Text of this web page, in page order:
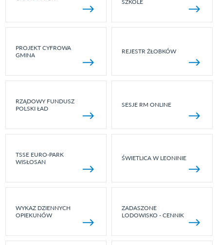
SZKOLE
PROJEKT CYFROWA
GMINA
REJESTR ŻŁOBKÓW
RZĄDOWY FUNDUSZ
POLSKI ŁAD
SESJE RM ONLINE
TSSE EURO-PARK
WISŁOSAN
ŚWIETLICA W LEONINIE
WYKAZ DZIENNYCH
OPIEKUNÓW
ZADASZONE
LODOWISKO - CENNIK